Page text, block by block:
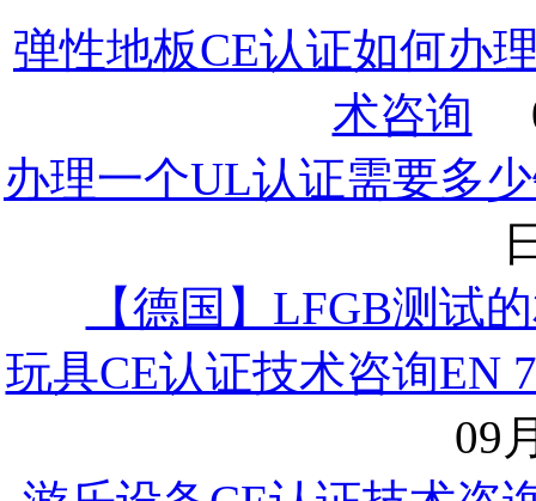
弹性地板CE认证如何办
术咨询
办理一个UL认证需要多
【德国】LFGB测试
玩具CE认证技术咨询EN
09